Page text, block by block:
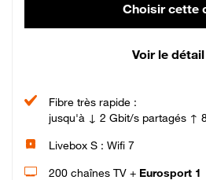
Choisir cette
Voir le détail
Fibre très rapide :
jusqu'à ↓ 2 Gbit/s partagés ↑
Livebox S : Wifi 7
200 chaînes TV + Eurosport 1